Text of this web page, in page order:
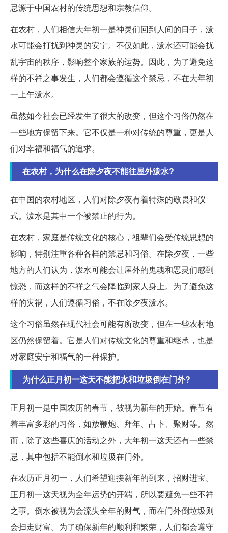
忌源于中国农村的传统思想和宗教信仰。
在农村，人们相信大年初一是神灵们回到人间的日子，泼
水可能会打扰到神灵的安宁。不仅如此，泼水还可能会扰
乱宇宙的秩序，影响整个家族的运势。因此，为了避免这
样的不祥之事发生，人们都会遵循这个禁忌，不在大年初
一上午泼水。
虽然如今社会已经发生了很大的改变，但这个习俗仍然在
一些地方保留下来。它不仅是一种对传统的尊重，更是人
们对幸福和福气的追求。
在农村，为什么在除夕夜不能往屋外泼水?
在中国的农村地区，人们对除夕夜有着特殊的敬畏和仪
式。泼水是其中一个被禁止的行为。
在农村，家庭是传统文化的核心，祖辈们会受传统思想的
影响，特别注重各种各样的禁忌和习俗。在除夕夜，一些
地方的人们认为，泼水可能会让屋外的鬼魂和恶灵们感到
惊恐，而这样的不祥之气会降临到家人身上。为了避免这
样的灾祸，人们遵循习俗，不在除夕夜泼水。
这个习俗虽然在现代社会可能有所改变，但在一些农村地
区仍然保留着。它是人们对传统文化的尊重和继承，也是
对家庭安宁和福气的一种保护。
为什么正月初一这天不能把水和垃圾倒在门外?
正月初一是中国农历的春节，被视为新年的开始。春节有
着丰富多彩的习俗，如放鞭炮、拜年、占卜、聚财等。然
而，除了这些喜庆的活动之外，大年初一这天还有一些禁
忌，其中包括不能倒水和垃圾在门外。
在农历正月初一，人们希望迎接新年的到来，招财进宝。
正月初一这天视为全年运势的开端，所以要避免一些不祥
之事。倒水被视为会流失全年的财气，而在门外倒垃圾则
会扫走财富。为了确保新年的顺利和繁荣，人们都会遵守